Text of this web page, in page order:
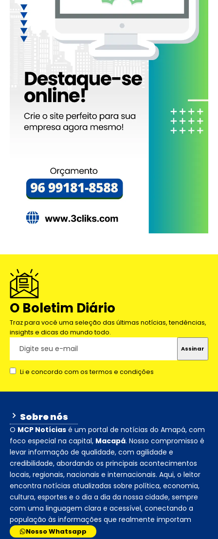
O Boletim Diário
Traz para você uma seleção das últimas notícias, tendências,
insights e dicas do mundo todo.
Li e concordo com os termos e condições
Sobre nós
O MCP Notícias é um portal de notícias do Amapá, com
foco especial na capital, Macapá. Nosso compromisso é
levar informação de qualidade, com agilidade e
credibilidade, abordando os principais acontecimentos
locais, regionais, nacionais e internacionais. Aqui, o leitor
encontra notícias atualizadas sobre política, economia,
cultura, esportes e o dia a dia da nossa cidade, sempre
com uma linguagem clara e acessível, conectando a
população às informações que realmente importam
Nosso Whatsapp